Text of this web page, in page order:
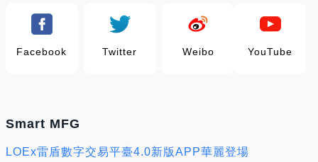
Facebook Twitter Weibo YouTube
Smart MFG
LOEx雷盾數字交易平臺4.0新版APP華麗登場